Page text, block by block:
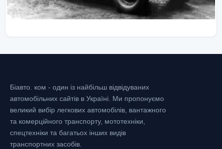
Біавто. ком - один із найбільш відвідуваних
автомобільних сайтів в Україні. Ми пропонуємо
великий вибір легкових автомобілів, вантажного
та комерційного транспорту, мототехніки,
спецтехніки та багатьох інших видів
транспортних засобів.